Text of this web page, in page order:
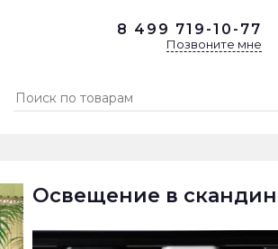
8 499 719-10-77
Позвоните мне
Освещение в